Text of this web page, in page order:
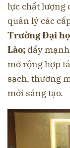
lực chất lượng
quản lý các
Trường Đại
Lào; đẩy
mở rộng hợp
sạch, thương
mới sáng tạo.